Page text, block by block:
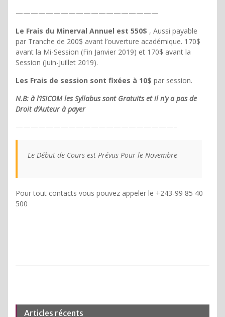
———————————————————
Le Frais du Minerval Annuel est 550$ , Aussi payable
par Tranche de 200$ avant l’ouverture académique. 170$
avant la Mi-Session (Fin Janvier 2019) et 170$ avant la
Session (Juin-Juillet 2019).
Les Frais de session sont fixées à 10$ par session.
N.B: à l’ISICOM les Syllabus sont Gratuits et il n’y a pas de
Droit d’Auteur à payer
—————————————————————–
Le Début de Cours est Prévus Pour le Novembre
Pour tout contacts vous pouvez appeler le +243-99 85 40
500
Articles récents